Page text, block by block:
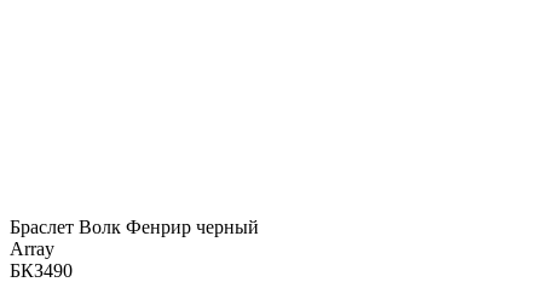
Браслет Волк Фенрир черный
Array
БКЗ490